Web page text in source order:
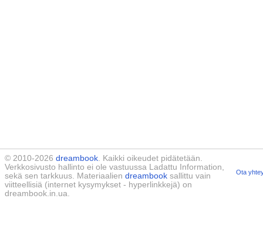
© 2010-2026 dreambook. Kaikki oikeudet pidätetään.
Verkkosivusto hallinto ei ole vastuussa Ladattu Information,
sekä sen tarkkuus. Materiaalien dreambook sallittu vain
viitteellisiä (internet kysymykset - hyperlinkkejä) on
dreambook.in.ua.
Ota